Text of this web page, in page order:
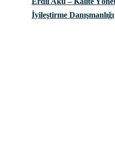
İyileştirme Danışmanlığı